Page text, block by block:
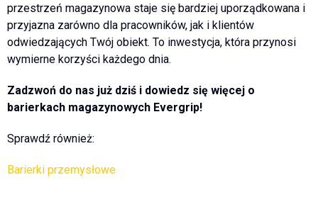
przestrzeń magazynowa staje się bardziej uporządkowana i
przyjazna zarówno dla pracowników, jak i klientów
odwiedzających Twój obiekt. To inwestycja, która przynosi
wymierne korzyści każdego dnia.
Zadzwoń do nas już dziś i dowiedz się więcej o
barierkach magazynowych Evergrip!
Sprawdź również:
Barierki przemysłowe